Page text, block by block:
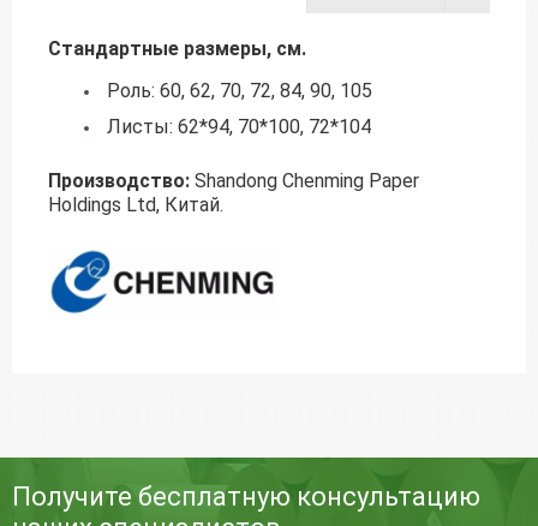
Стандартные размеры, см.
Роль: 60, 62, 70, 72, 84, 90, 105
Листы: 62*94, 70*100, 72*104
Производство: Shandong Chenming Paper
Holdings Ltd, Китай.
Получите бесплатную консультацию